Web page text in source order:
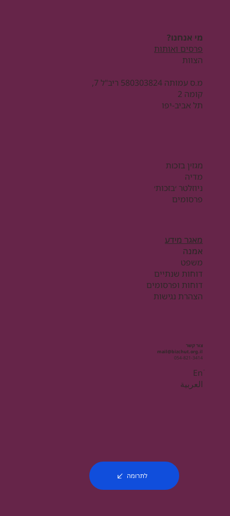
צור קשר
mail@bizchut.org.il
054-821-3414
Enֿ
العربية
מי אנחנו?
פרסים ואותות
הצוות
מ.ס עמותה 580303824 ריב"ל 7,
קומה 2
תל אביב-יפו
מגזין בזכות
מדיה
ניוזלטר ׳בזכות׳
פרסומים
מאגר מידע
אמנה
משפט
דוחות שנתיים
דוחות ופרסומים
הצהרת נגישות
לתרומה